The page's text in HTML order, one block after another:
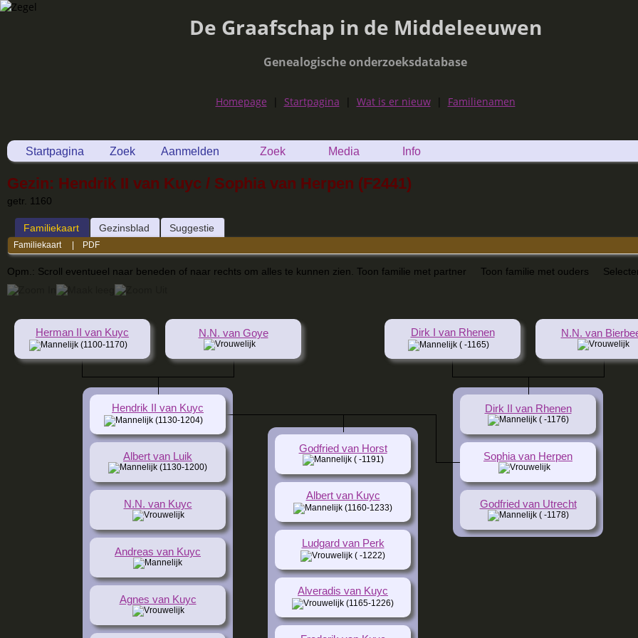
De Graafschap in de Middeleeuwen
Genealogische onderzoeksdatabase
Homepage Startpagina Wat is er nieuw| Familienamen
Startpagina Zoek Aanmelden Zoek Media Info
Gezin: Hendrik II van Kuyc / Sophia van Herpen (F2441)
getr. 1160
Familiekaart Gezinsblad Suggestie
Familiekaart PDF
Opm.: Scroll eventueel naar beneden of naar rechts om alles te kunnen zien. Toon familie met partner Toon familie met ouders
Herman II van Kuyc
(1100-1170)
N.N. van Goye
Albert van Luik
(1130-1200)
N.N. van Kuyc
Andreas van Kuyc
Agnes van Kuyc
Dirk I van Rhenen
( -1165)
N.N. van
Dirk II van Rhenen
( -1176)
Godfried van Utrecht
( -1178)
Hendrik II van Kuyc
(1130-1204)
Sophia van Herpen
Godfried van Horst
( -1191)
Albert van Kuyc
(1160-1233)
Ludgard van Perk
( -1222)
Alveradis van Kuyc
(1165-1226)